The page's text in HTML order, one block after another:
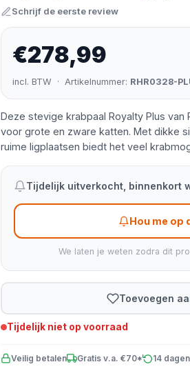
Schrijf de eerste review
€278,99
incl. BTW · Artikelnummer: RHR0328-
Deze stevige krabpaal Royalty Plus van
voor grote en zware katten. Met dikke
ruime ligplaatsen biedt het veel
Tijdelijk uitverkocht, binnenkort
Hou me op
We laten je weten zodra dit
Toevoegen
Tijdelijk niet op voorraad
Veilig betalen Gratis v.a. €70* 14